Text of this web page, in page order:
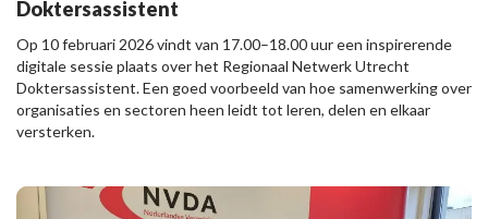
Doktersassistent
Op 10 februari 2026 vindt van 17.00–18.00 uur een inspirerende
digitale sessie plaats over het Regionaal Netwerk Utrecht
Doktersassistent. Een goed voorbeeld van hoe samenwerking over
organisaties en sectoren heen leidt tot leren, delen en elkaar
versterken.